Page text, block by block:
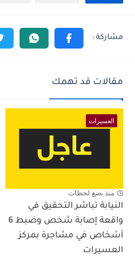
مقالات قد تهمك
العسيرات
منذ بضع لحظات
النيابة تباشر التحقيق في
واقعة إصابة شخص وضبط 6
أشخاص في مشاجرة بمركز
العسيرات